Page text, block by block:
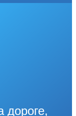
дороге,